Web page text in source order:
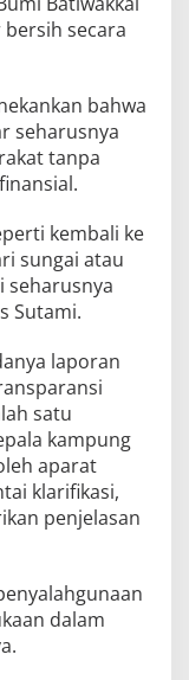
secara
bahwa
seharusnya
tanpa
kembali ke
sungai atau
seharusnya
Sutami.
laporan
satu
kampung
aparat
klarifikasi,
penjelasan
dalam